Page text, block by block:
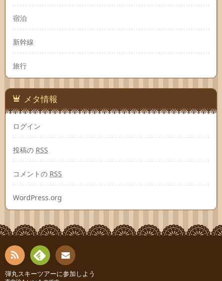
宿泊
新幹線
旅行
メタ情報
ログイン
投稿の RSS
コメントの RSS
WordPress.org
RSS Fee お問
弾丸スキーツアーに参加しよう